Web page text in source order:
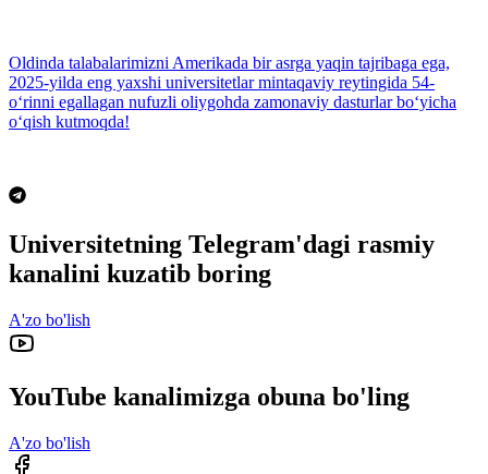
Oldinda talabalarimizni Amerikada bir asrga yaqin tajribaga ega,
2025-yilda eng yaxshi universitetlar mintaqaviy reytingida 54-
o‘rinni egallagan nufuzli oliygohda zamonaviy dasturlar bo‘yicha
o‘qish kutmoqda!
Universitetning Telegram'dagi rasmiy
kanalini kuzatib boring
A'zo bo'lish
YouTube kanalimizga obuna bo'ling
A'zo bo'lish